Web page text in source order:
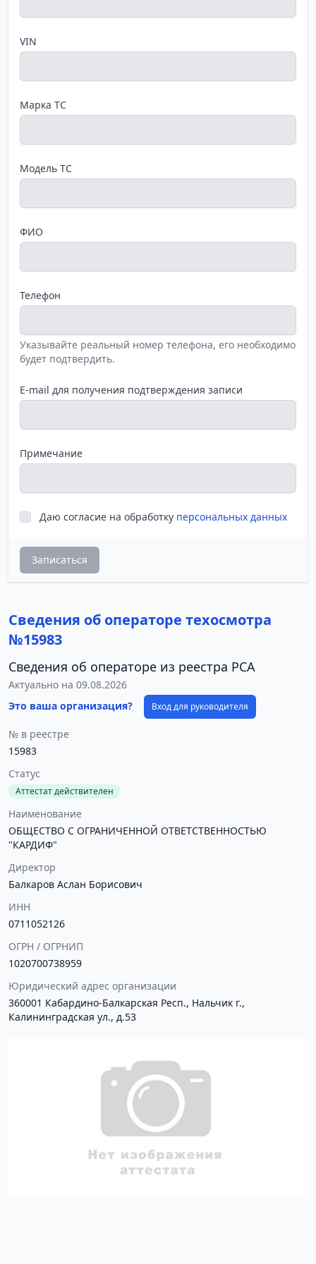
VIN
Марка ТС
Модель ТС
ФИО
Телефон
Указывайте реальный номер телефона, его необходимо
будет подтвердить.
E-mail для получения подтверждения записи
Примечание
Даю согласие на обработку персональных данных
Записаться
Сведения об операторе техосмотра
№15983
Сведения об операторе из реестра РСА
Актуально на 09.08.2026
Это ваша организация?
Вход для руководителя
№ в реестре
15983
Статус
Аттестат действителен
Наименование
ОБЩЕСТВО С ОГРАНИЧЕННОЙ ОТВЕТСТВЕННОСТЬЮ
"КАРДИФ"
Директор
Балкаров Аслан Борисович
ИНН
0711052126
ОГРН / ОГРНИП
1020700738959
Юридический адрес организации
360001 Кабардино-Балкарская Респ., Нальчик г.,
Калининградская ул., д.53